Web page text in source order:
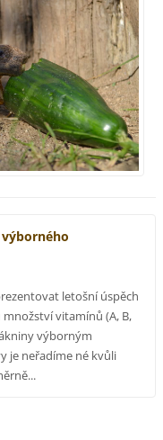
výborného
letošní úspěch
vitamínů (A, B,
výborným
je neřadíme né kvůli